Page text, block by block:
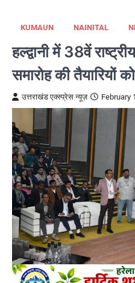
KUMAUN NAINITAL
हल्द्वानी में 38वें
समारोह की तैयारियों
उत्तराखंड एक्स्प्रेस न्यूज़ February